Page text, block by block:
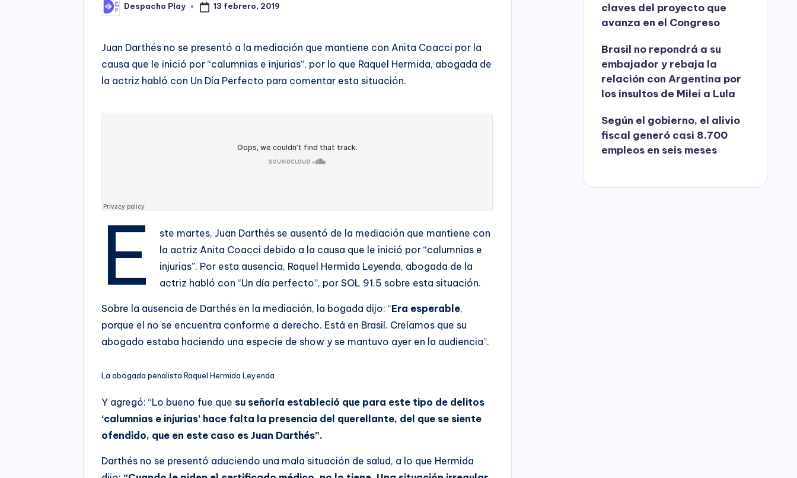
Posted
by
Despacho Play 13 febrero, 2019
Juan Darthés no se presentó a la mediación que mantiene con Anita Coacci por la
causa que le inició por “calumnias e injurias”, por lo que Raquel Hermida, abogada de
la actriz habló con Un Día Perfecto para comentar esta situación.
E
ste martes, Juan Darthés se ausentó de la mediación que mantiene con
la actriz Anita Coacci debido a la causa que le inició por “calumnias e
injurias”. Por esta ausencia, Raquel Hermida Leyenda, abogada de la
actriz habló con “Un día perfecto”, por SOL 91.5 sobre esta situación.
Sobre la ausencia de Darthés en la mediación, la bogada dijo: “Era esperable,
porque el no se encuentra conforme a derecho. Está en Brasil. Creíamos que su
abogado estaba haciendo una especie de show y se mantuvo ayer en la audiencia”.
La abogada penalista Raquel Hermida Leyenda
Y agregó: “Lo bueno fue que su señoría estableció que para este tipo de delitos
‘calumnias e injurias’ hace falta la presencia del querellante, del que se siente
ofendido, que en este caso es Juan Darthés”.
Darthés no se presentó aduciendo una mala situación de salud, a lo que Hermida
claves del proyecto que
avanza en el Congreso
Brasil no repondrá a su
embajador y rebaja la
relación con Argentina por
los insultos de Milei a Lula
Según el gobierno, el alivio
fiscal generó casi 8.700
empleos en seis meses